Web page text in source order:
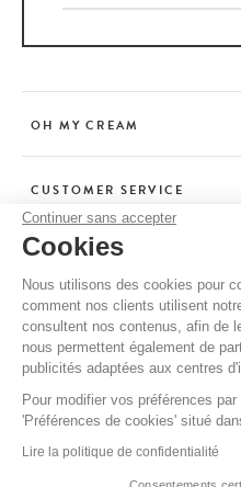
Continuer sans accepter
Cookies
Nous utilisons des cookies pour
comment nos clients utilisent
consultent nos contenus, afin de
nous permettent également de
publicités adaptées aux centres
Pour modifier vos préférences
'Préférences de cookies' situé
Lire la politique de confidentialité
Consentements
OH MY CREAM
CUSTOMER SERVICE
ADVICE
CGV / CGU
TERMS OF USE
PRIVACY POLICY
CREDITS